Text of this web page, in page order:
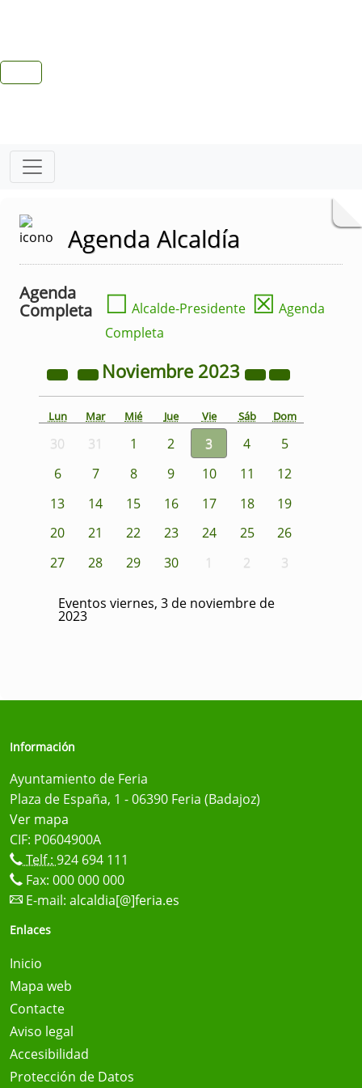
Agenda Alcaldía
Agenda
Completa
☐ Alcalde-Presidente ☒ Agenda
Completa
Noviembre 2023
Lun Mar Mié Jue Vie Sáb Dom
30 31 1 2 3 4
5
6
7 8 9 10 11
12
13
14 15 16 17 18
19
20
21 22 23 24 25
26
27
28 29 30 1 2 3
Eventos viernes, 3 de noviembre de
2023
Información
Ayuntamiento de Feria
Plaza de España, 1 - 06390 Feria (Badajoz)
Ver mapa
CIF: P0604900A
Telf.: 924 694 111
Fax: 000 000 000
E-mail: alcaldia[@]feria.es
Enlaces
Inicio
Mapa web
Contacte
Aviso legal
Accesibilidad
Protección de Datos